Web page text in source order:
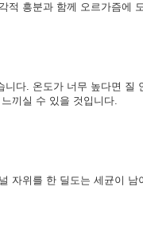
적 흥분과 함께 오르가즘에
다. 온도가 너무 높다면 질
끼실 수 있을 것입니다.
자위를 한 딜도는 세균이